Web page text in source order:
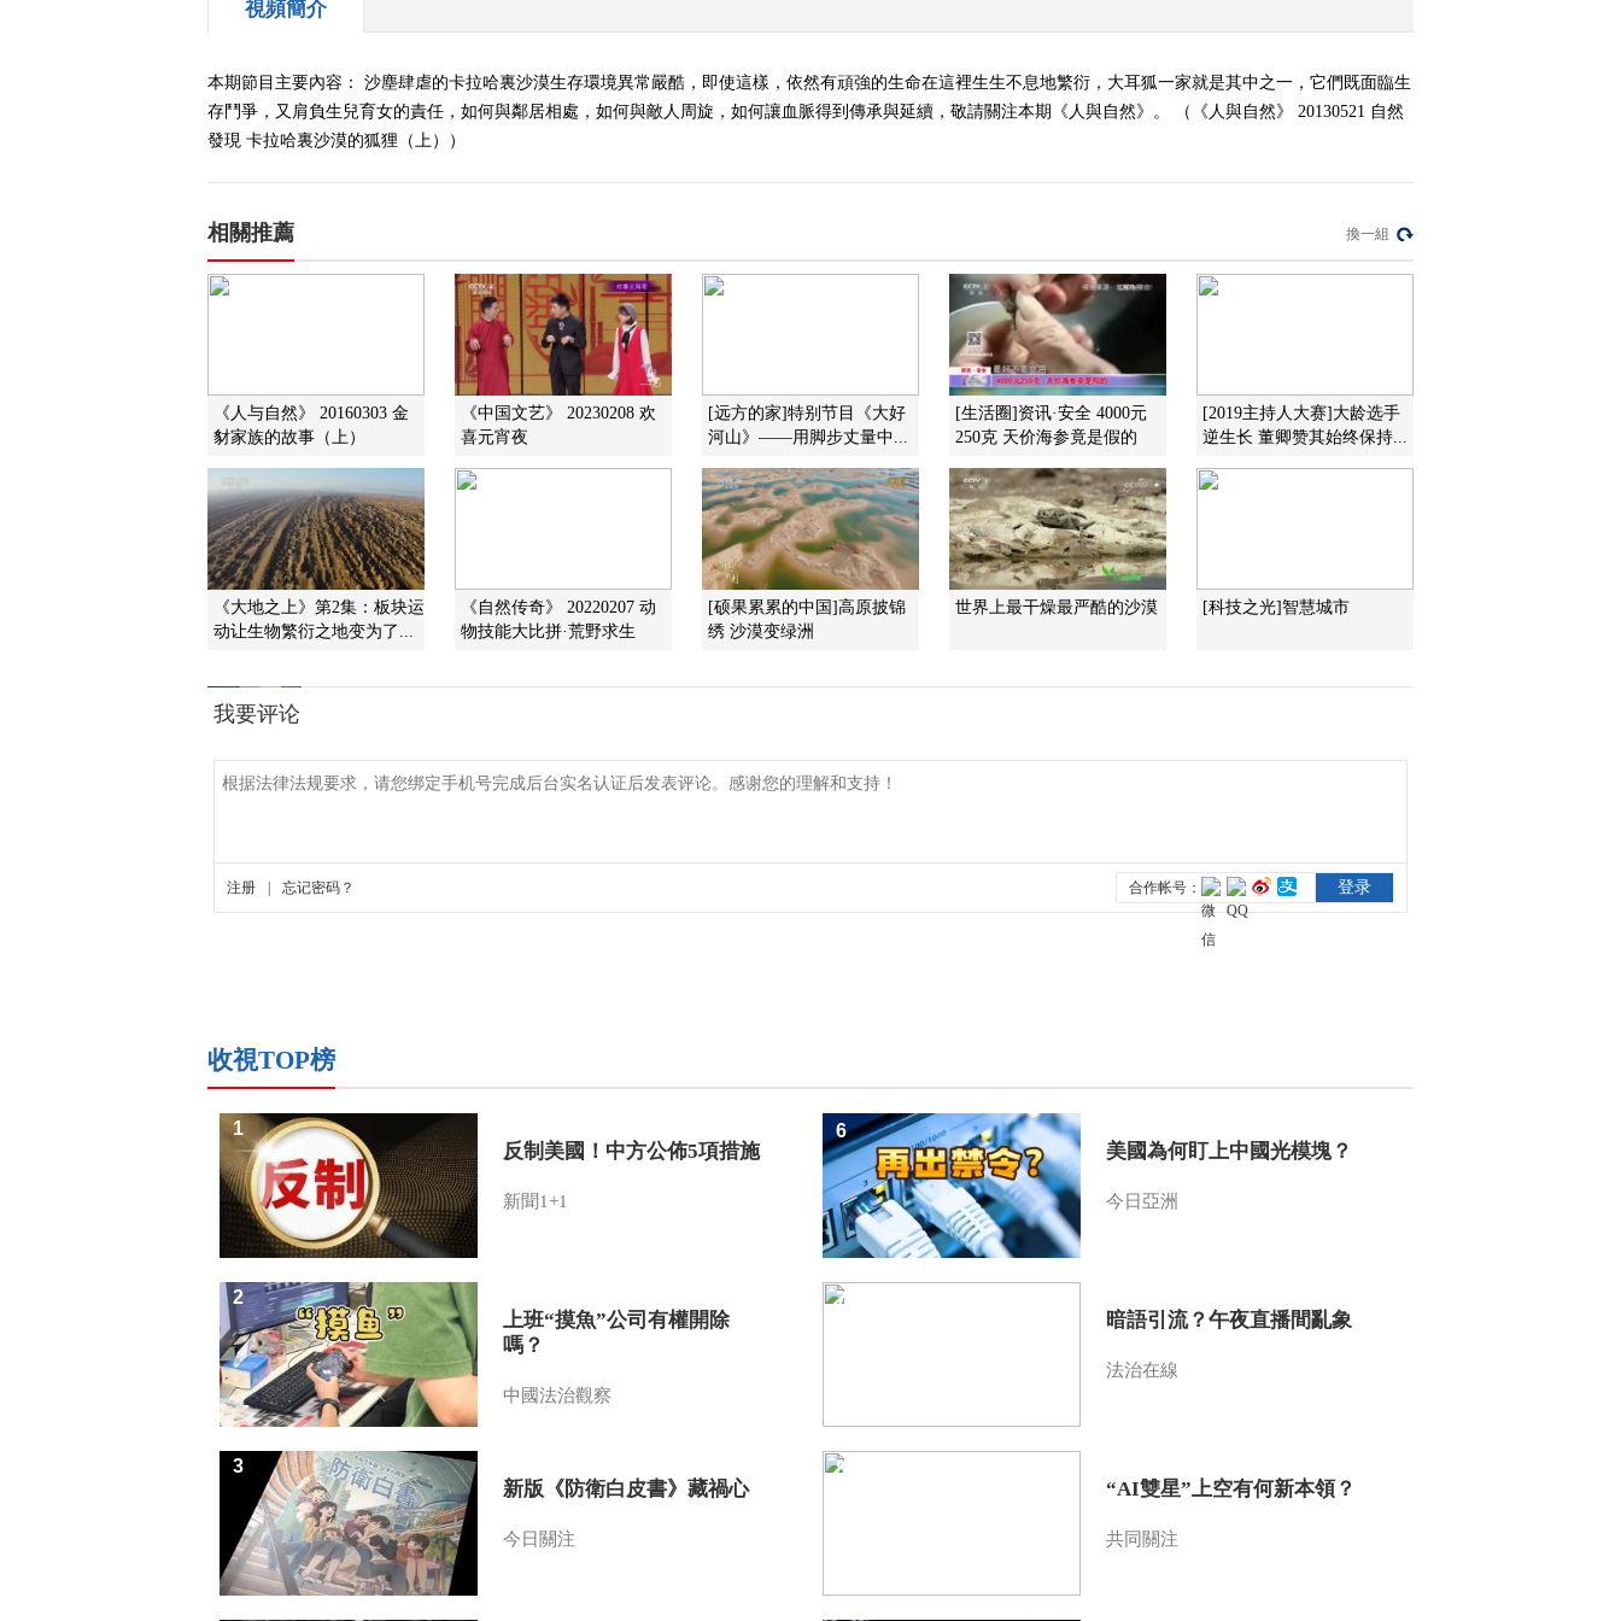
視頻簡介
本期節目主要內容： 沙塵肆虐的卡拉哈裏沙漠生存環境異常嚴酷，即使這樣，依然有頑強的生命在這裡生生不息地繁衍，大耳狐一家就是其中之一，它們既面臨生
存鬥爭，又肩負生兒育女的責任，如何與鄰居相處，如何與敵人周旋，如何讓血脈得到傳承與延續，敬請關注本期《人與自然》。 （《人與自然》 20130521 自然
發現 卡拉哈裏沙漠的狐狸（上））
相關推薦 換一組
《人与自然》 20160303 金
豺家族的故事（上）
《中国文艺》 20230208 欢
喜元宵夜
[远方的家]特别节目《大好
河山》——用脚步丈量中...
[生活圈]资讯·安全 4000元
250克 天价海参竟是假的
[2019主持人大赛]大龄选手
逆生长 董卿赞其始终保持...
《大地之上》第2集：板块运
动让生物繁衍之地变为了...
《自然传奇》 20220207 动
物技能大比拼·荒野求生
[硕果累累的中国]高原披锦
绣 沙漠变绿洲
世界上最干燥最严酷的沙漠 [科技之光]智慧城市
收視TOP榜
反制美國！中方公佈5項措施
新聞1+1
1
上班“摸魚”公司有權開除
嗎？
中國法治觀察
2
新版《防衛白皮書》藏禍心
今日關注
3
美國為何盯上中國光模塊？
今日亞洲
6
暗語引流？午夜直播間亂象
法治在線
7
“AI雙星”上空有何新本領？
共同關注
8